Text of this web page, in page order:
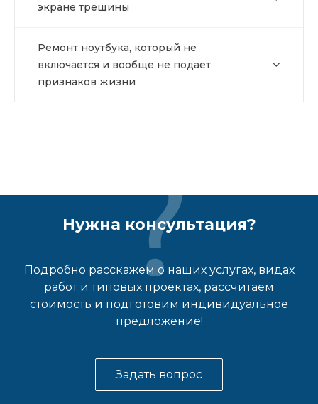
экране трещины
Ремонт ноутбука, который не
включается и вообще не подает
признаков жизни
Нужна консультация?
Подробно расскажем о наших услугах, видах
работ и типовых проектах, рассчитаем
стоимость и подготовим индивидуальное
предложение!
Задать вопрос